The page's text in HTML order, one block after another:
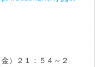
）２１：５４～２